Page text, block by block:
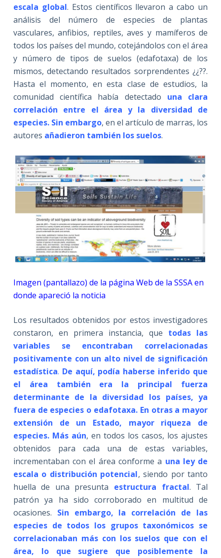
escala global. Estos científicos llevaron a cabo un
análisis del número de especies de plantas
vasculares, anfibios, reptiles, aves y mamíferos de
todos los países del mundo, cotejándolos con el área
y número de tipos de suelos (edafotaxa) de los
mismos, detectando resultados sorprendentes ¿¿??.
Hasta el momento, en esta clase de estudios, la
comunidad científica había detectado una clara
correlación entre el área y la diversidad de
especies. Sin embargo, en el artículo de marras, los
autores añadieron también los suelos.
Imagen (pantallazo) de la página Web de la SSSA en
donde apareció la noticia
Los resultados obtenidos por estos investigadores
constaron, en primera instancia, que todas las
variables se encontraban correlacionadas
positivamente con un alto nivel de significación
estadística. De aquí, podía haberse inferido que
el área también era la principal fuerza
determinante de la diversidad los países, ya
fuera de especies o edafotaxa. En otras a mayor
extensión de un Estado, mayor riqueza de
especies. Más aún, en todos los casos, los ajustes
obtenidos para cada una de estas variables,
incrementaban con el área conforme a una ley de
escala o distribución potencial, siendo por tanto
huella de una presunta estructura fractal. Tal
patrón ya ha sido corroborado en multitud de
ocasiones. Sin embargo, la correlación de las
especies de todos los grupos taxonómicos se
correlacionaban más con los suelos que con el
área, lo que sugiere que posiblemente la